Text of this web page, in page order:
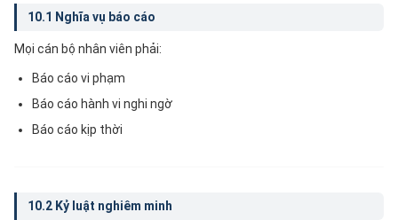
10.1 Nghĩa vụ báo cáo
Mọi cán bộ nhân viên phải:
Báo cáo vi phạm
Báo cáo hành vi nghi ngờ
Báo cáo kịp thời
10.2 Kỷ luật nghiêm minh